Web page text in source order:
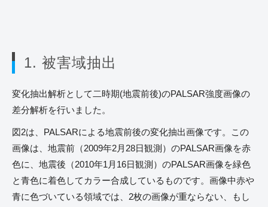
1. 被害域抽出
変化抽出解析として二時期(地震前後)のPALSAR強度画像の
差分解析を行いました。
図2は、PALSARによる地震前後の変化抽出画像です。この
画像は、地震前（2009年2月28日観測）のPALSAR画像を赤
色に、地震後（2010年1月16日観測）のPALSAR画像を緑色
と青色に着色してカラー合成しているものです。画像中赤や
青に色づいている領域では、2枚の画像が重ならない、もし